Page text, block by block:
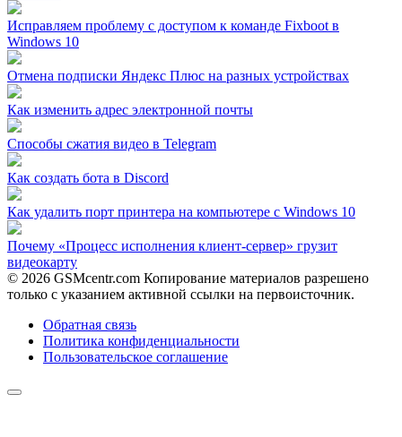
Исправляем проблему с доступом к команде Fixboot в
Windows 10
Отмена подписки Яндекс Плюс на разных устройствах
Как изменить адрес электронной почты
Способы сжатия видео в Telegram
Как создать бота в Discord
Как удалить порт принтера на компьютере с Windows 10
Почему «Процесс исполнения клиент-сервер» грузит
видеокарту
© 2026 GSMcentr.com Копирование материалов разрешено
только с указанием активной ссылки на первоисточник.
Обратная связь
Политика конфиденциальности
Пользовательское соглашение